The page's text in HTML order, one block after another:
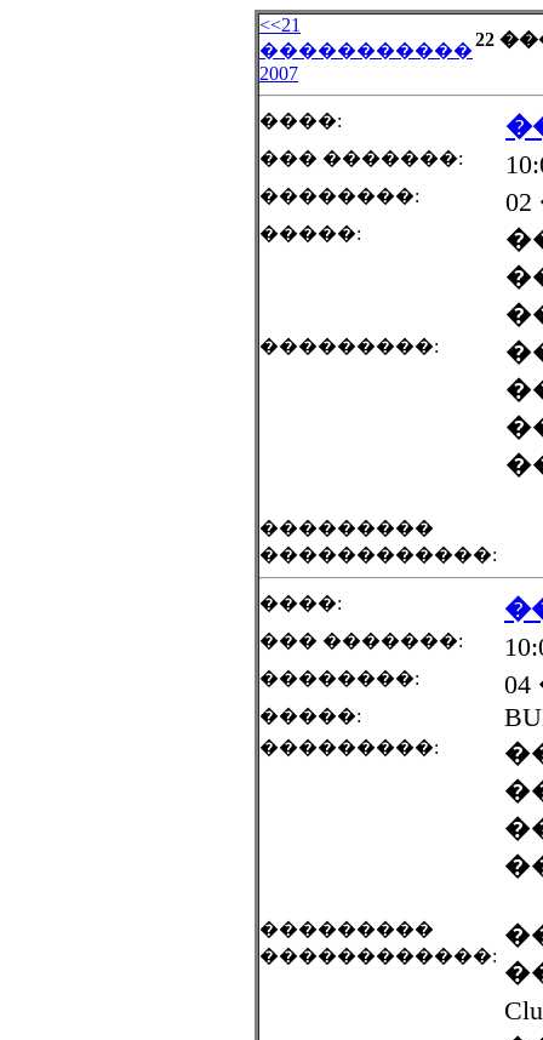
<<21
�����������
2007
22
����:
��� �������:
��������:
�����:
���������:
���������
������������:
����:
��� �������:
��������:
�����:
���������:
���������
������������: